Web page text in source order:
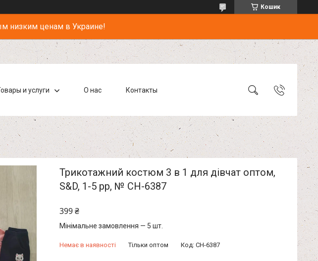
Кошик
низким ценам в Украине!
и услуги О нас Контакты
Трикотажний костюм 3 в 1 для дівчат оптом,
S&D, 1-5 рр, № CH-6387
399 ₴
Мінімальне замовлення — 5 шт.
Немає в наявності Тільки оптом Код: CH-6387